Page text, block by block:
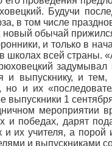
Будучи
в том числе
новый обычай
и только в
школах всей страны.
задумывал
и выпускнику, и
но и их
выпускники 1
мероприятии
и победах, дарят
и их учителя, а
и выпускниками